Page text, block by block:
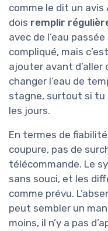
comme le dit un avis
dois remplir
avec de l’eau
compliqué, mais
ajouter avant d’aller
changer l’eau de
stagne, surtout si tu
les jours.
En termes de
coupure, pas de
télécommande. Le
sans souci, et les
comme prévu.
peut sembler un
moins, il n’y a pas